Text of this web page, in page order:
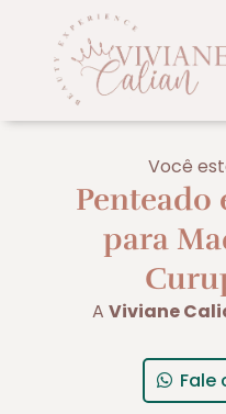
Você
Penteado
para
A Viviane
Fale